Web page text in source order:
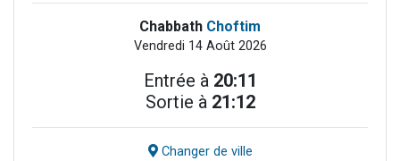
Chabbath Choftim
Vendredi 14 Août 2026
Entrée à 20:11
Sortie à 21:12
Changer de ville